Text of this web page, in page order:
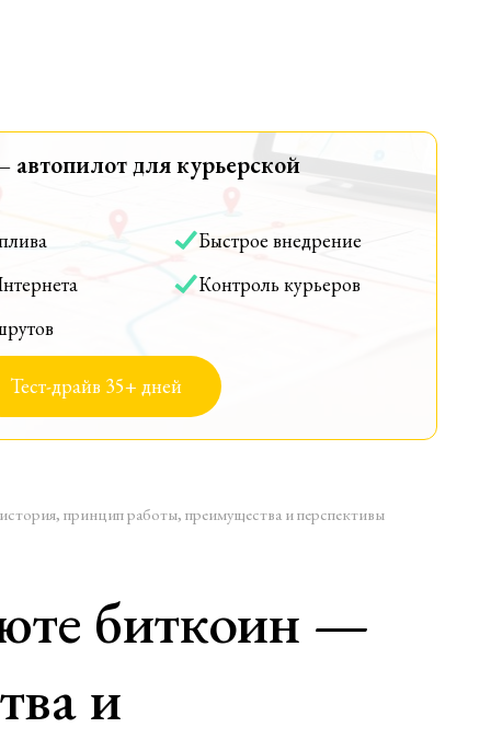
для курьерской
Быстрое внедрение
Контроль курьеров
Тест-драйв 35+ дней
принцип работы, преимущества и перспективы
биткоин —
и